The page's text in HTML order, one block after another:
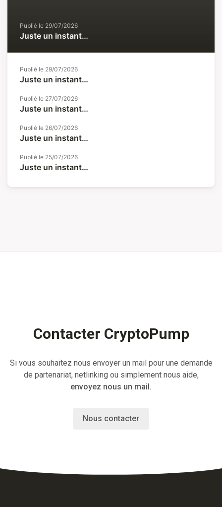
Publié le 29/07/2026
Juste un instant…
Publié le 29/07/2026
Juste un instant…
Publié le 27/07/2026
Juste un instant…
Publié le 26/07/2026
Juste un instant…
Publié le 25/07/2026
Juste un instant…
Contacter CryptoPump
Si vous souhaitez nous envoyer un mail pour une demande
de partenariat, netlinking ou simplement nous aide,
envoyez nous un mail.
Nous contacter